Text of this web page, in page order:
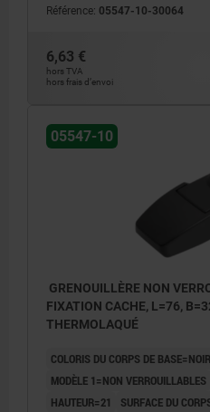
Référence: 05547-10-30064
6,63 €
hors TVA
hors frais d’envoi
05547-10
GRENOUILLÈRE NON
FIXATION CACHE, L=76,
THERMOLAQUÉ
COLORIS DU CORPS DE BASE=NOIR
MODÈLE 1=NON VERROUILLABLES
HAUTEUR=21
SURFACE DU